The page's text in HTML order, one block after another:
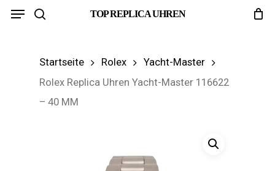
Skip
TOP REPLICA UHREN
Menu
Startseite Rolex
Yacht-Master
Rolex Replica Uhren Yacht-Master 116622
– 40 MM